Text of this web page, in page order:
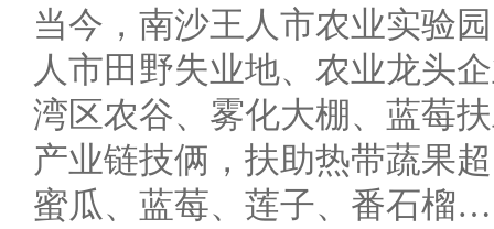
当今，南沙王人市农业实验
人市田野失业地、农业龙头
湾区农谷、雾化大棚、蓝莓
产业链技俩，扶助热带蔬果
蜜瓜、蓝莓、莲子、番石榴